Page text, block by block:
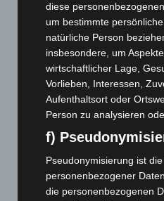
Mann läuft mit
Zeugen
5. August 2026
Celle: Mensch stirbt bei
5. August 2026
Gasleitung bei McDonald’s-
beschädigt
5. August 2026
Anklage nach Abschaltung
3. August 2026
diese
um bestimmte
natürliche Person
insbesondere, um
wirtschaftlicher Lage,
Vorlieben, Interessen,
Aufenthaltsort oder
Person zu analysieren
f)
Pseudonymisierung ist
personenbezogener
die personenbezogenen